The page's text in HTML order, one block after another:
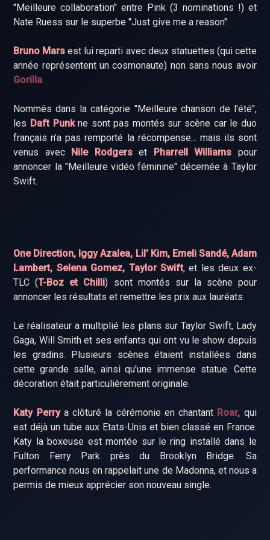
"Meilleure collaboration" entre Pink (3 nominations !) et
Nate Ruess sur le superbe "Just give me a reason".
Bruno Mars est lui reparti avec deux statuettes (qui cette
année représentent un cosmonaute) non sans nous avoir
Gorilla.
Nommés dans la catégorie "Meilleure chanson de l'été",
les Daft Punkne sont pas montés sur scène car le duo
français n’a pas remporté la récompense... mais ils sont
venus avec Nile Rodgerset Pharrell Williams pour
annoncer la "Meilleure vidéo féminine" décernée à Taylor
Swift.
One Direction, Iggy Azalea, Lil' Kim, Emeli Sandé, Adam
Lambert, Selena Gomez, Taylor Swift, et les deux ex-
TLC (T-Boz et Chilli) sont montés sur la scène pour
annoncer les résultats et remettre les prix aux lauréats.
Le réalisateur a multiplié les plans sur Taylor Swift, Lady
Gaga, Will Smith et ses enfants qui ont vu le show depuis
les gradins. Plusieurs scènes étaient installées dans
cette grande salle, ainsi qu'une immense statue. Cette
décoration était particulièrement originale.
Katy Perrya clôturé la cérémonie en chantant Roar, qui
est déjà un tube aux Etats-Unis et bien classé en France.
Katy la boxeuse est montée sur le ring installé dans le
Fulton Ferry Park près du Brooklyn Bridge. Sa
performance nous en rappelait une de Madonna, et nous a
permis de mieux apprécier son nouveau single.